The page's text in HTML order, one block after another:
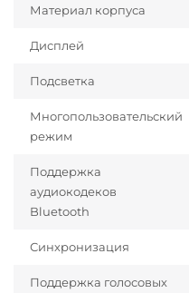
Материал корпуса
Дисплей
Подсветка
Многопользовательский
режим
Поддержка
аудиокодеков
Bluetooth
Синхронизация
Поддержка голосовых